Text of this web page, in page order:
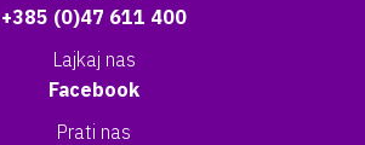
+385 (0)47 611 400
Lajkaj nas
Facebook
Prati nas